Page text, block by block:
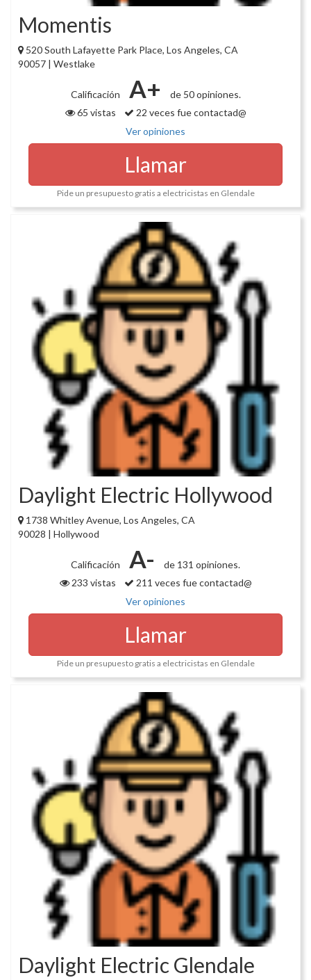
Momentis
520 South Lafayette Park Place, Los Angeles, CA
90057 | Westlake
Calificación A+
de 50 opiniones.
65 vistas
22 veces fue contactad@
Ver opiniones
Llamar
Pide un presupuesto gratis a electricistas en Glendale
Daylight Electric Hollywood
1738 Whitley Avenue, Los Angeles, CA
90028 | Hollywood
Calificación A-
de 131 opiniones.
233 vistas
211 veces fue contactad@
Ver opiniones
Llamar
Pide un presupuesto gratis a electricistas en Glendale
Daylight Electric Glendale